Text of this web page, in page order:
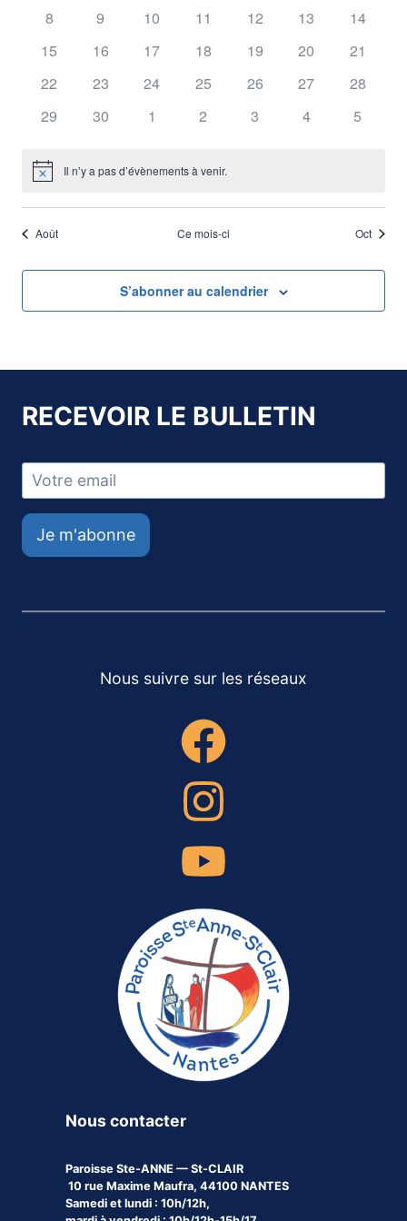
de
vues
8
9 10 11 12 13
14
15
16 17 18 19 20
21
22
23 24 25 26 27
28
29
30 1 2 3 4 5
Notice Il n’y a pas d’évènements à venir.
Août Ce mois-ci Oct
S’abonner au calendrier
RECEVOIR LE BULLETIN
Je m'abonne
Nous suivre sur les réseaux
Nous contacter
Paroisse Ste-ANNE — St-CLAIR
10 rue Maxime Maufra, 44100 NANTES
Samedi et lundi : 10h/12h,